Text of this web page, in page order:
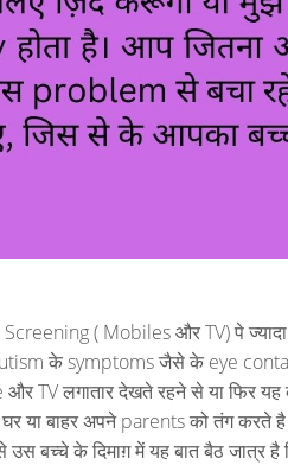
Screening ( Mobiles और TV) पे
के symptoms जैसे के eye
TV लगातार देखते रहने से या
घर या बाहर अपने parents को तंग
बच्चे के दिमाग़ में यह बात बैठ जात्र है